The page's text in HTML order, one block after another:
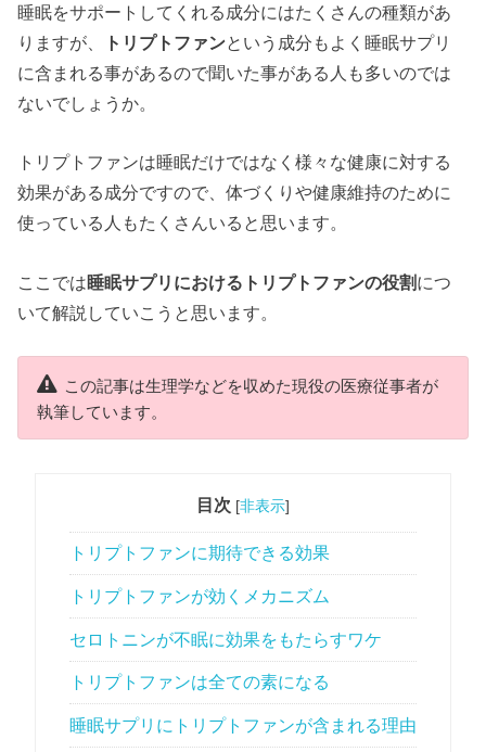
睡眠をサポートしてくれる成分にはたくさんの種類があ
りますが、
トリプトファンという成分もよく睡眠サプリ
に含まれる事があるので聞いた事がある人も多いのでは
ないでしょうか。
トリプトファンは睡眠だけではなく様々な健康に対する
効果がある成分ですので、体づくりや健康維持のために
使っている人もたくさんいると思います。
ここでは睡眠サプリにおけるトリプトファンの役割につ
いて解説していこうと思います。
この記事は生理学などを収めた現役の医療従事者が
執筆しています。
目次 [非表示]
トリプトファンに期待できる効果
トリプトファンが効くメカニズム
セロトニンが不眠に効果をもたらすワケ
トリプトファンは全ての素になる
睡眠サプリにトリプトファンが含まれる理由